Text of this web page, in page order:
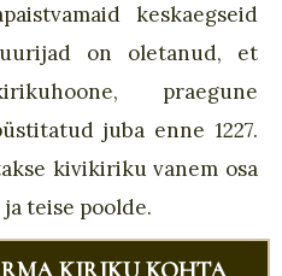
keskaegseid
on oletanud, et
praegune
juba enne 1227.
kivikiriku vanem osa
teise poolde.